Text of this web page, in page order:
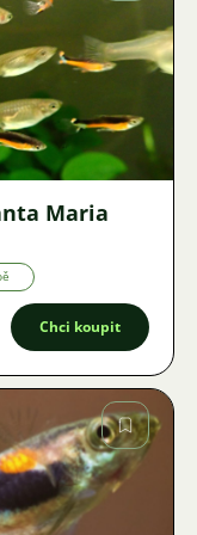
Maria
Chci koupit